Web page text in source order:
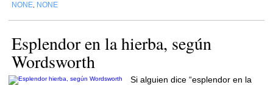
NONE NONE
Esplendor en la hierba, según
Wordsworth
Si alguien dice “esplendor en la